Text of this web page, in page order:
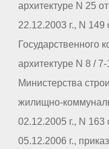
архитектуре N 25
22.12.2003 г., N 149
Государственного
архитектуре N 8 /
Министерства
жилищно-
02.12.2005 г., N 163
05.12.2006 г.,